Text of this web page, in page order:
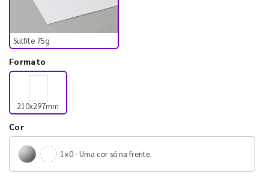
Sulfite 75g
Formato
210x297mm
Cor
1×0 - Uma cor só na frente.